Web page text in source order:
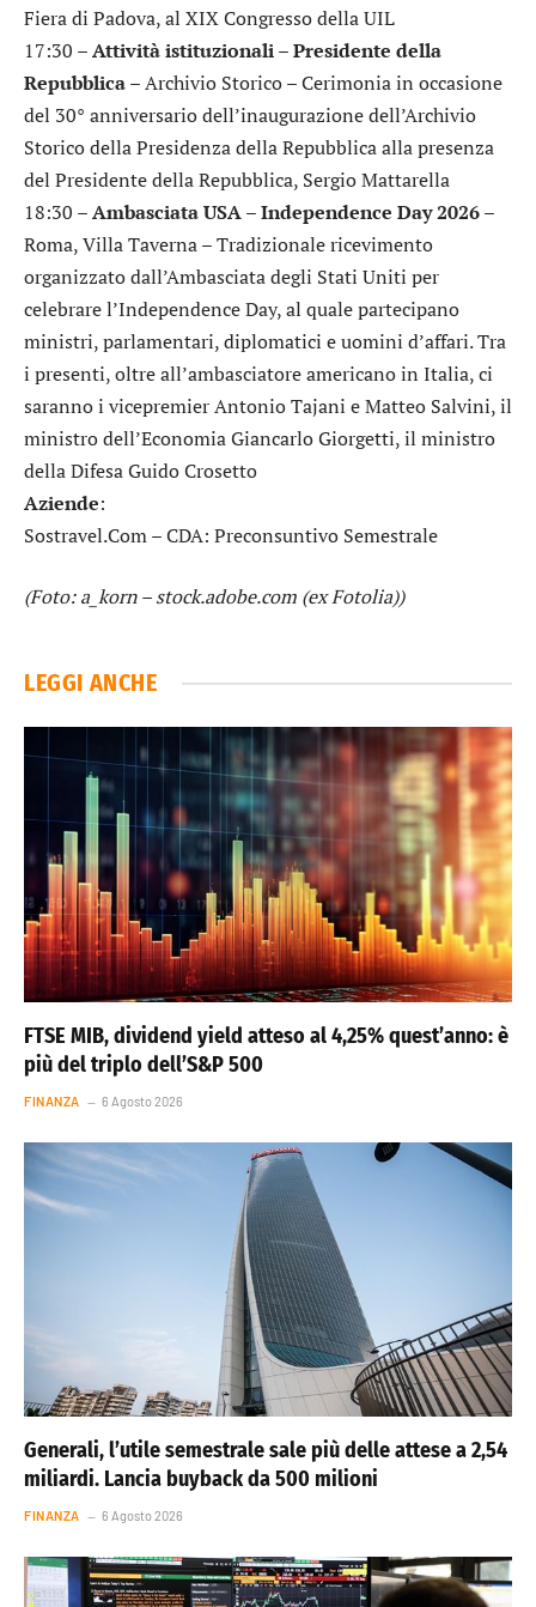
Fiera di Padova, al XIX Congresso della UIL
17:30 –Attività istituzionali – Presidente della
Repubblica– Archivio Storico – Cerimonia in occasione
del 30° anniversario dell’inaugurazione dell’Archivio
Storico della Presidenza della Repubblica alla presenza
del Presidente della Repubblica, Sergio Mattarella
18:30 –Ambasciata USA – Independence Day 2026–
Roma, Villa Taverna – Tradizionale ricevimento
organizzato dall’Ambasciata degli Stati Uniti per
celebrare l’Independence Day, al quale partecipano
ministri, parlamentari, diplomatici e uomini d’affari. Tra
i presenti, oltre all’ambasciatore americano in Italia, ci
saranno i vicepremier Antonio Tajani e Matteo Salvini, il
ministro dell’Economia Giancarlo Giorgetti, il ministro
della Difesa Guido Crosetto
Aziende:
Sostravel.Com– CDA: Preconsuntivo Semestrale
(Foto: a_korn – stock.adobe.com (ex Fotolia))
LEGGI ANCHE
FTSE MIB, dividend yield atteso al 4,25% quest’anno: è
più del triplo dell’S&P 500
FINANZA 6 Agosto 2026
Generali, l’utile semestrale sale più delle attese a 2,54
miliardi. Lancia buyback da 500 milioni
FINANZA 6 Agosto 2026